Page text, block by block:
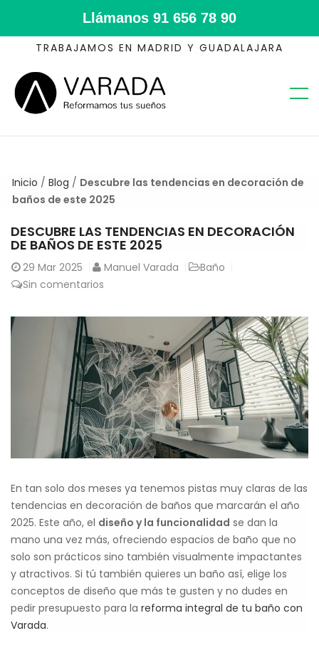
Llámanos 91 656 78 90
TRABAJAMOS EN MADRID Y GUADALAJARA
Inicio / Blog / Descubre las tendencias en decoración de
baños de este 2025
DESCUBRE LAS TENDENCIAS EN DECORACIÓN
DE BAÑOS DE ESTE 2025
29 Mar 2025 Manuel Varada
Baño
Sin comentarios
En tan solo dos meses ya tenemos pistas muy claras de las
tendencias en decoración de baños que marcarán el año
2025. Este año, el diseño y la funcionalidad se dan la
mano una vez más, ofreciendo espacios de baño que no
solo son prácticos sino también visualmente impactantes
y atractivos. Si tú también quieres un baño así, elige los
conceptos de diseño que más te gusten y no dudes en
pedir presupuesto para la reforma integral de tu baño con
Varada.